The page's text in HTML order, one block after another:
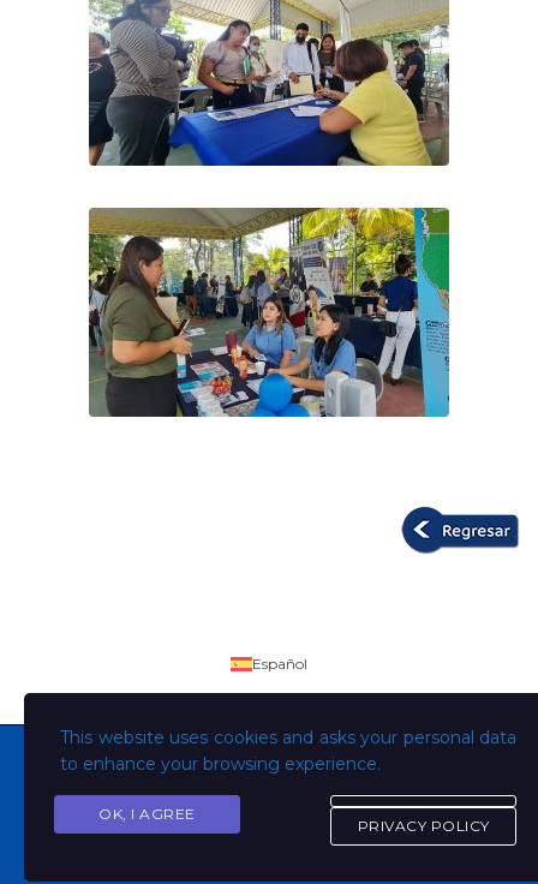
Copyright © Todos los derechos son de la Universidad
This website uses cookies and asks your personal data
to enhance your browsing experience.
OK, I AGREE
PRIVACY POLICY
Español